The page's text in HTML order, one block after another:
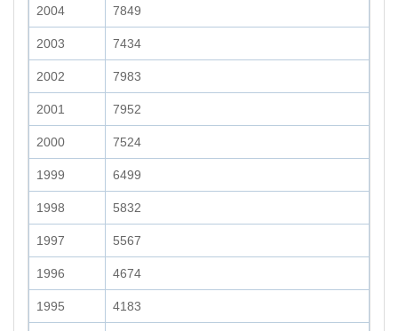
2004 7849
2003 7434
2002 7983
2001 7952
2000 7524
1999 6499
1998 5832
1997 5567
1996 4674
1995 4183